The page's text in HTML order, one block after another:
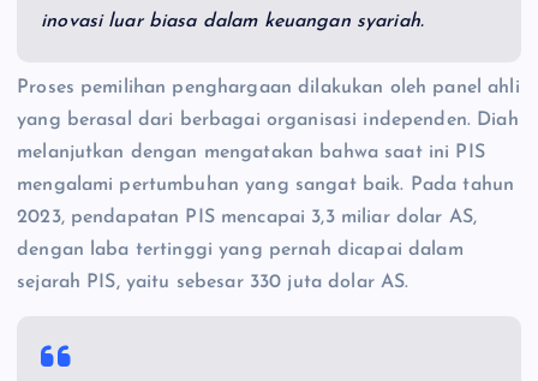
inovasi luar biasa dalam keuangan syariah.
Proses pemilihan penghargaan dilakukan oleh panel ahli
yang berasal dari berbagai organisasi independen. Diah
melanjutkan dengan mengatakan bahwa saat ini PIS
mengalami pertumbuhan yang sangat baik. Pada tahun
2023, pendapatan PIS mencapai 3,3 miliar dolar AS,
dengan laba tertinggi yang pernah dicapai dalam
sejarah PIS, yaitu sebesar 330 juta dolar AS.